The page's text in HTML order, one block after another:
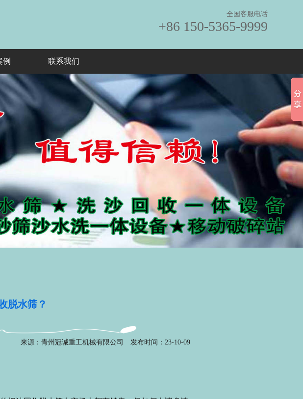
全国客服电话
+86 150-5365-9999
例 联系我们
脱水筛？
来源：青州冠诚重工机械有限公司 发布时间：23-10-09